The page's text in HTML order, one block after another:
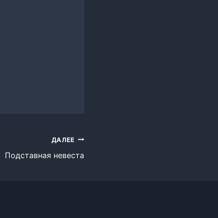
ДАЛЕЕ
Подставная невеста